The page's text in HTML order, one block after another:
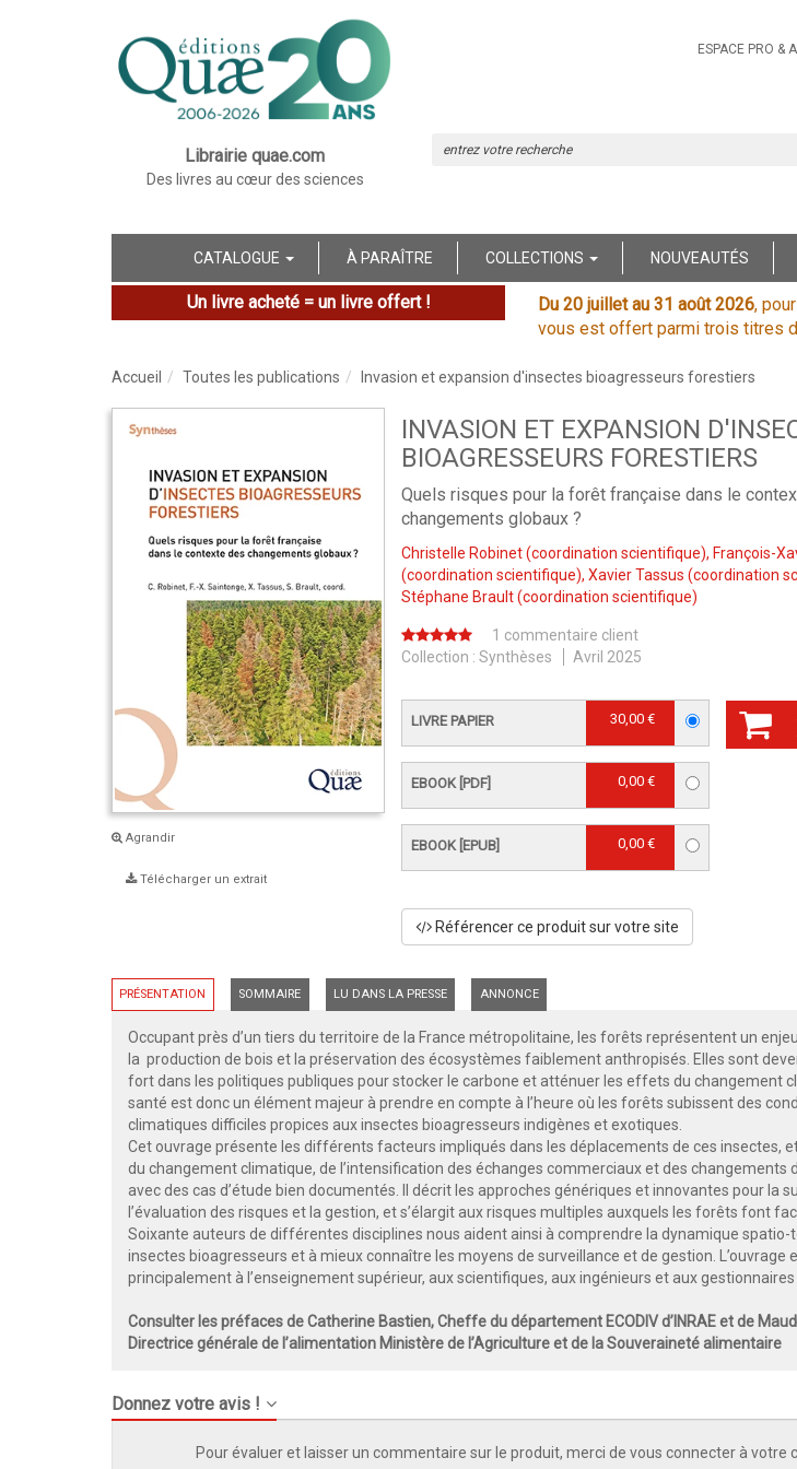
Librairie quae.com
Des livres au cœur des sciences
ESPACE PRO &
CATALOGUE À PARAÎTRE COLLECTIONS NOUVEAUTÉS
Un livre acheté = un livre offert ! Du 20 juillet au 31 août 2026,
vous est offert parmi trois titres
Accueil Toutes les publications Invasion et expansion d'insectes bioagresseurs forestiers
Agrandir
Télécharger un extrait
INVASION ET EXPANSION
BIOAGRESSEURS FORESTIERS
Quels risques pour la forêt française dans le
changements globaux ?
Christelle Robinet(coordination scientifique), François-
(coordination scientifique), Xavier Tassus (coordination
Stéphane Brault(coordination scientifique)
1 commentaire client
Collection : Synthèses Avril 2025
LIVRE PAPIER 30,00 €
EBOOK [PDF] 0,00 €
EBOOK [EPUB] 0,00 €
Référencer ce produit sur votre site
PRÉSENTATION SOMMAIRE LU DANS LA PRESSE ANNONCE
Occupant près d’un tiers du territoire de la France métropolitaine, les forêts représentent un
la production de bois et la préservation des écosystèmes faiblement anthropisés. Elles sont
fort dans les politiques publiques pour stocker le carbone et atténuer les effets du changement
santé est donc un élément majeur à prendre en compte à l’heure où les forêts subissent des
climatiques difficiles propices aux insectes bioagresseurs indigènes et exotiques.
Cet ouvrage présente les différents facteurs impliqués dans les déplacements de ces insectes,
du changement climatique, de l’intensification des échanges commerciaux et des changements
avec des cas d’étude bien documentés. Il décrit les approches génériques et innovantes pour la
l’évaluation des risques et la gestion, et s’élargit aux risques multiples auxquels les forêts font
Soixante auteurs de différentes disciplines nous aident ainsi à comprendre la dynamique spatio-
insectes bioagresseurs et à mieux connaître les moyens de surveillance et de gestion. L’ouvrage
principalement à l’enseignement supérieur, aux scientifiques, aux ingénieurs et aux
Consulter les préfaces de Catherine Bastien, Cheffe du département ECODIV d’INRAE et de
Directrice générale de l’alimentation Ministère de l’Agriculture et de la Souveraineté alimentaire
Donnez votre avis !
Pour évaluer et laisser un commentaire sur le produit, merci de vous connecter à votre